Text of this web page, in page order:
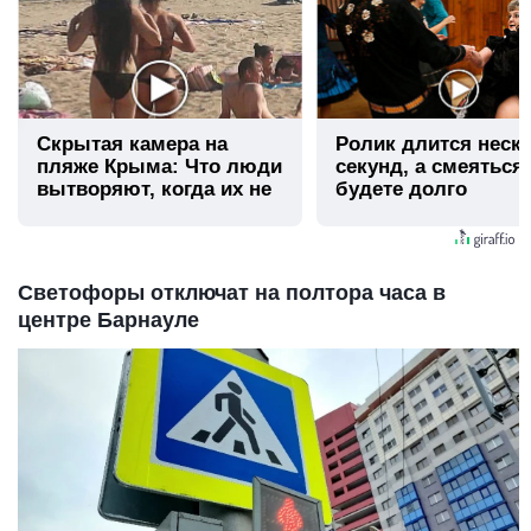
Скрытая камера на
пляже Крыма: Что люди
вытворяют, когда их не
Ролик длится
секунд, а
будете долго
Светофоры отключат на полтора часа в
центре Барнауле